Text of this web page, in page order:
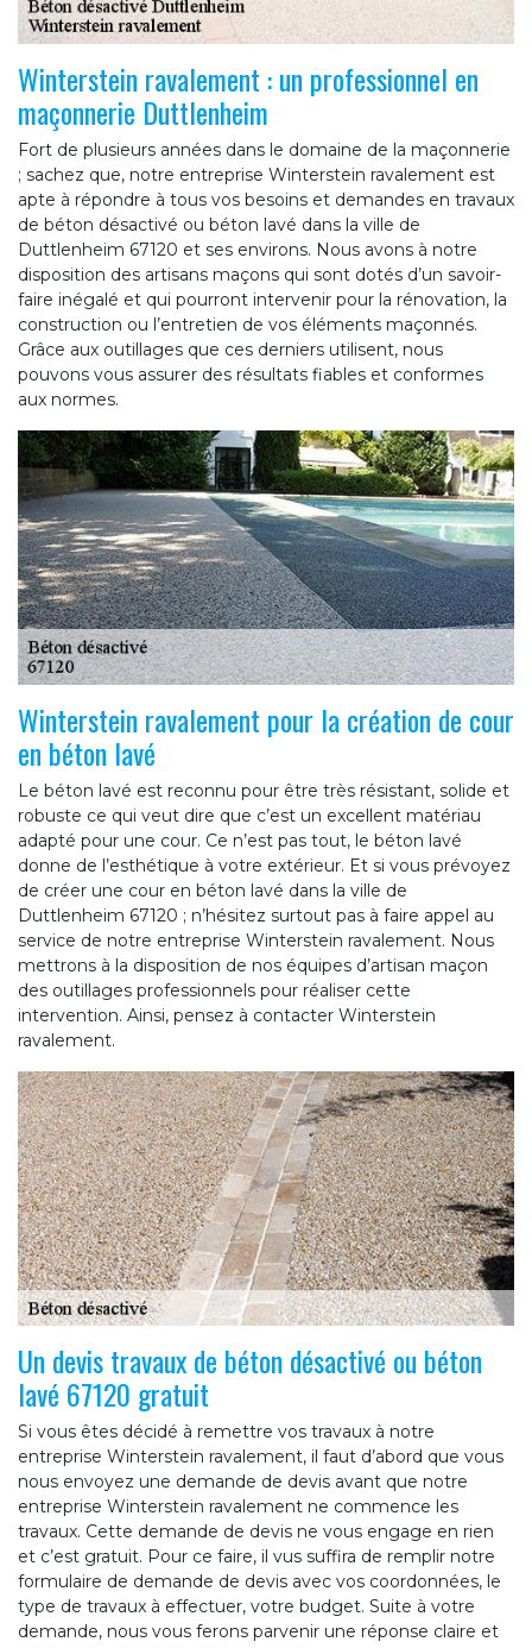
Winterstein ravalement : un professionnel en
maçonnerie Duttlenheim
Fort de plusieurs années dans le domaine de la maçonnerie
; sachez que, notre entreprise Winterstein ravalement est
apte à répondre à tous vos besoins et demandes en travaux
de béton désactivé ou béton lavé dans la ville de
Duttlenheim 67120 et ses environs. Nous avons à notre
disposition des artisans maçons qui sont dotés d’un savoir-
faire inégalé et qui pourront intervenir pour la rénovation, la
construction ou l’entretien de vos éléments maçonnés.
Grâce aux outillages que ces derniers utilisent, nous
pouvons vous assurer des résultats fiables et conformes
aux normes.
Winterstein ravalement pour la création de cour
en béton lavé
Le béton lavé est reconnu pour être très résistant, solide et
robuste ce qui veut dire que c’est un excellent matériau
adapté pour une cour. Ce n’est pas tout, le béton lavé
donne de l’esthétique à votre extérieur. Et si vous prévoyez
de créer une cour en béton lavé dans la ville de
Duttlenheim 67120 ; n’hésitez surtout pas à faire appel au
service de notre entreprise Winterstein ravalement. Nous
mettrons à la disposition de nos équipes d’artisan maçon
des outillages professionnels pour réaliser cette
intervention. Ainsi, pensez à contacter Winterstein
ravalement.
Un devis travaux de béton désactivé ou béton
lavé 67120 gratuit
Si vous êtes décidé à remettre vos travaux à notre
entreprise Winterstein ravalement, il faut d’abord que vous
nous envoyez une demande de devis avant que notre
entreprise Winterstein ravalement ne commence les
travaux. Cette demande de devis ne vous engage en rien
et c’est gratuit. Pour ce faire, il vus suffira de remplir notre
formulaire de demande de devis avec vos coordonnées, le
type de travaux à effectuer, votre budget. Suite à votre
demande, nous vous ferons parvenir une réponse claire et